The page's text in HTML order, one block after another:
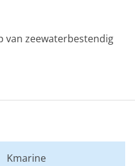
van zeewaterbestendig
Kmarine